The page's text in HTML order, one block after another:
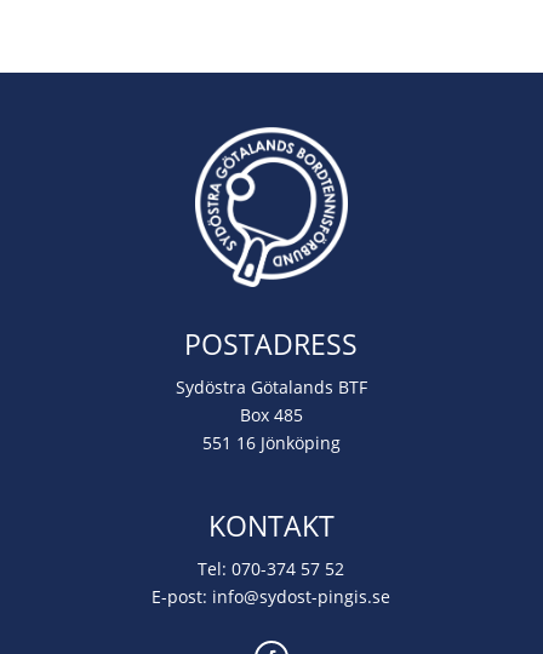
POSTADRESS
Sydöstra Götalands BTF
Box 485
551 16 Jönköping
KONTAKT
Tel:070-374 57 52
E-post: info@sydost-pingis.se